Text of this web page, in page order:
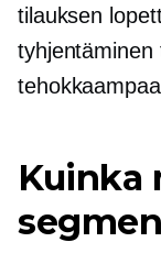
tilauksen
tyhjentäminen
Kuinka